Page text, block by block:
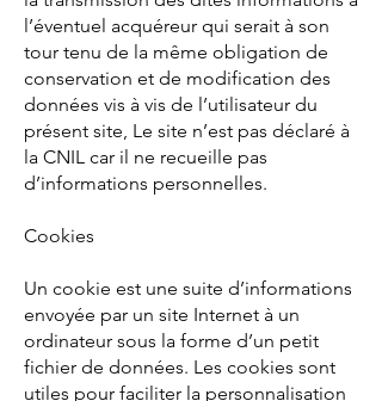
l’éventuel acquéreur qui serait à son
tour tenu de la même obligation de
conservation et de modification des
données vis à vis de l’utilisateur du
présent site, Le site n’est pas déclaré à
la CNIL car il ne recueille pas
d’informations personnelles.
Cookies
Un cookie est une suite d’informations
envoyée par un site Internet à un
ordinateur sous la forme d’un petit
fichier de données. Les cookies sont
utiles pour faciliter la personnalisation